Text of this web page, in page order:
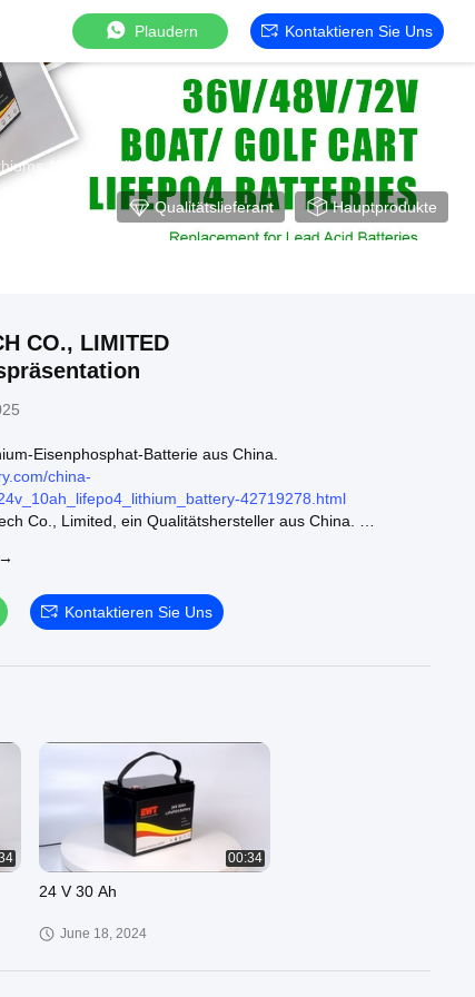
Plaudern Kontaktieren Sie Uns
12v Hersteller Von China
Qualitätslieferant Hauptprodukte
CO., LIMITED
Eisenphosphat-Batterie aus China.
china-
42719278.html
Co., Limited, ein Qualitätshersteller aus China.
Batterie:
Batterie:https://www.ewtbattery.com/supplier-
4306575.html
Kontaktieren Sie Uns
00:34
24 V 30 Ah
June 18, 2024